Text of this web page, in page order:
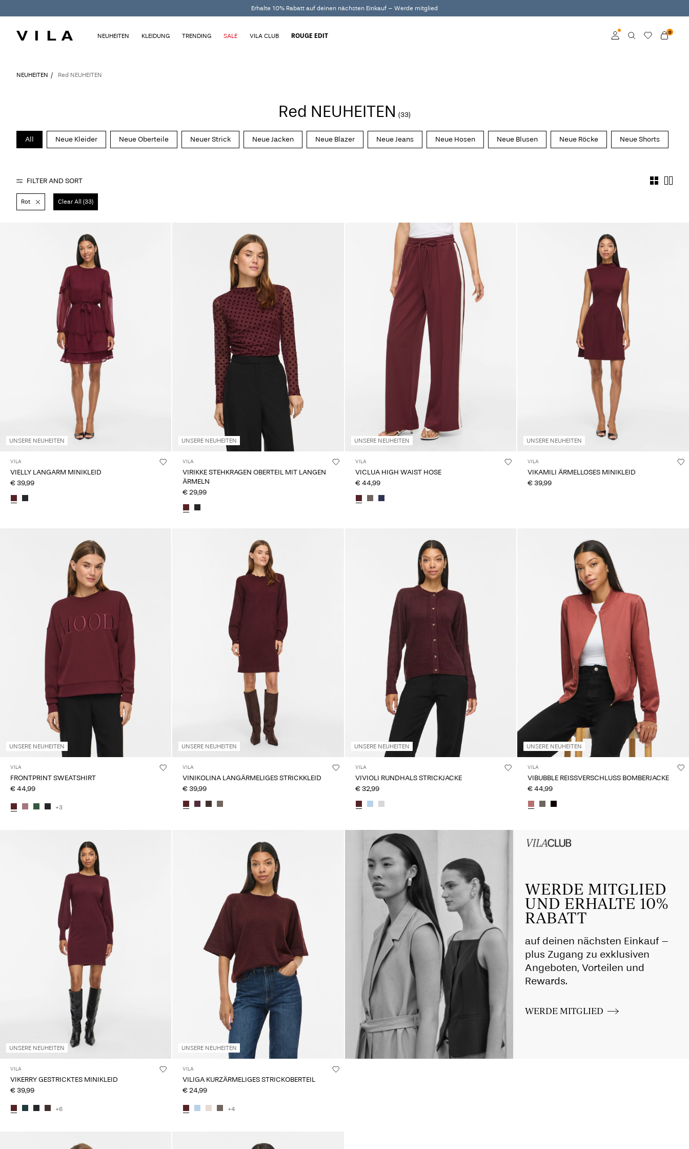
Erhalte 10% Rabatt auf deinen nächsten Einkauf – Werde mitglied
0
NEUHEITEN KLEIDUNG TRENDING SALE VILA CLUB ROUGE EDIT
NEUHEITEN Red NEUHEITEN
Red NEUHEITEN (33)
All Neue Kleider Neue Oberteile Neuer Strick Neue Jacken Neue Blazer Neue Jeans Neue Hosen Neue Blusen Neue Röcke Neue Shorts
FILTER AND SORT
Rot Clear All (33)
UNSERE NEUHEITEN
VILA
VIELLY LANGARM MINIKLEID
€ 39,99
UNSERE NEUHEITEN
VILA
VIRIKKE STEHKRAGEN OBERTEIL MIT LANGEN
ÄRMELN
€ 29,99
UNSERE NEUHEITEN
VILA
VICLUA HIGH WAIST HOSE
€ 44,99
UNSERE NEUHEITEN
VILA
VIKAMILI ÄRMELLOSES MINIKLEID
€ 39,99
UNSERE NEUHEITEN
VILA
FRONTPRINT SWEATSHIRT
€ 44,99
+3
UNSERE NEUHEITEN
VILA
VINIKOLINA LANGÄRMELIGES STRICKKLEID
€ 39,99
UNSERE NEUHEITEN
VILA
VIVIOLI RUNDHALS STRICKJACKE
€ 32,99
UNSERE NEUHEITEN
VILA
VIBUBBLE REISSVERSCHLUSS BOMBERJACKE
€ 44,99
UNSERE NEUHEITEN
VILA
VIKERRY GESTRICKTES MINIKLEID
€ 39,99
+6
UNSERE NEUHEITEN
VILA
VILIGA KURZÄRMELIGES STRICKOBERTEIL
€ 24,99
+4
Intet indhold
WERDE MITGLIED
UND ERHALTE 10%
RABATT
auf deinen nächsten Einkauf –
plus Zugang zu exklusiven
Angeboten, Vorteilen und
Rewards.
WERDE MITGLIED
up_spring26